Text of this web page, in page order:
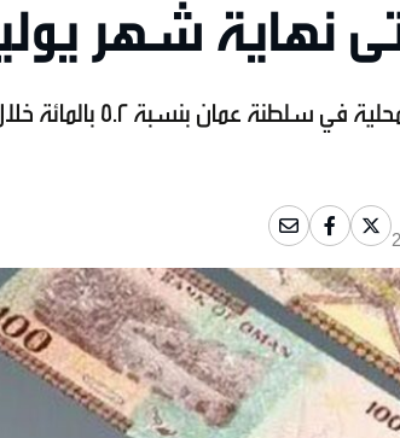
شهر يوليو
عمان بنسبة 5.2 بالمائة خلال شهر يوليو 2025